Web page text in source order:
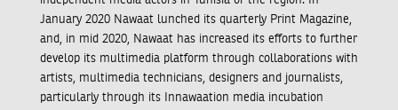
January 2020 Nawaat lunched its quarterly Print Magazine,
and, in mid 2020, Nawaat has increased its efforts to further
develop its multimedia platform through collaborations with
artists, multimedia technicians, designers and journalists,
particularly through its Innawaation media incubation